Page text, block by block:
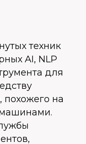
техник
AI, NLP
для
похожего на
машинами.